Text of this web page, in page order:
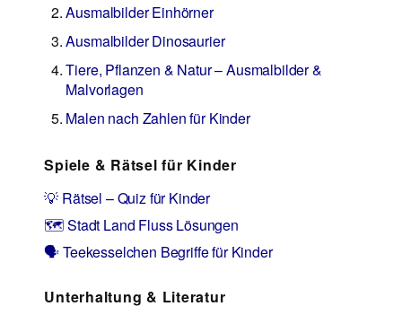
Ausmalbilder Einhörner
Ausmalbilder Dinosaurier
Tiere, Pflanzen & Natur – Ausmalbilder &
Malvorlagen
Malen nach Zahlen für Kinder
Spiele & Rätsel für Kinder
💡 Rätsel – Quiz für Kinder
🗺️ Stadt Land Fluss Lösungen
🗣️ Teekesselchen Begriffe für Kinder
Unterhaltung & Literatur